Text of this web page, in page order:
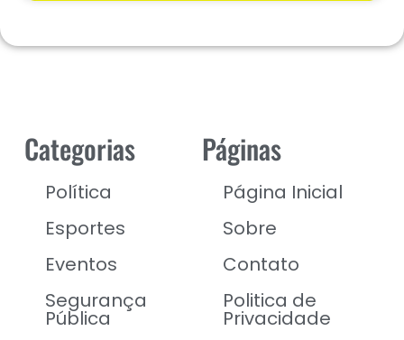
Categorias
Política
Esportes
Eventos
Segurança
Pública
Páginas
Página Inicial
Sobre
Contato
Politica de
Privacidade